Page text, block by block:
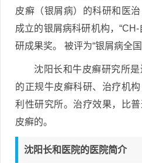
皮癣（银屑病）的科研和医
成立的银屑病科研机构，
研成果奖。 被评为“银屑病全国
沈阳长和牛皮癣研究所
的正规牛皮癣科研、治疗机
利性研究所。治疗效果，比
皮癣的。
沈阳长和医院的医院简介